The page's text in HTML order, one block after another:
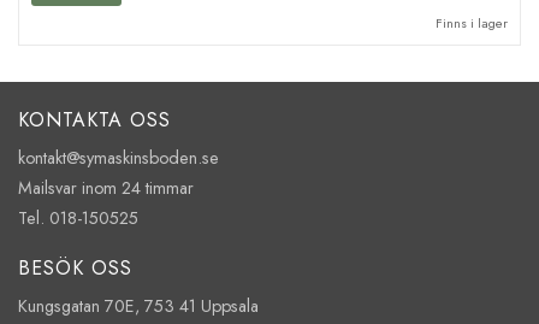
Finns i lager
KONTAKTA OSS
kontakt@symaskinsboden.se
Mailsvar inom 24 timmar
Tel. 018-150525
BESÖK OSS
Kungsgatan 70E, 753 41 Uppsala